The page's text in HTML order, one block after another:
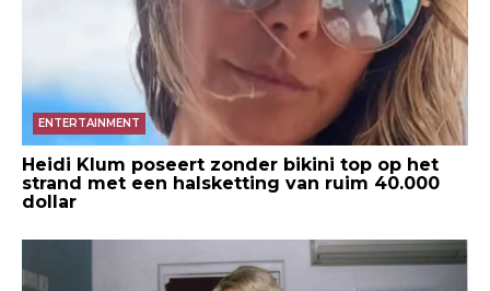
ENTERTAINMENT
Heidi Klum poseert zonder bikini top op het
strand met een halsketting van ruim 40.000
dollar